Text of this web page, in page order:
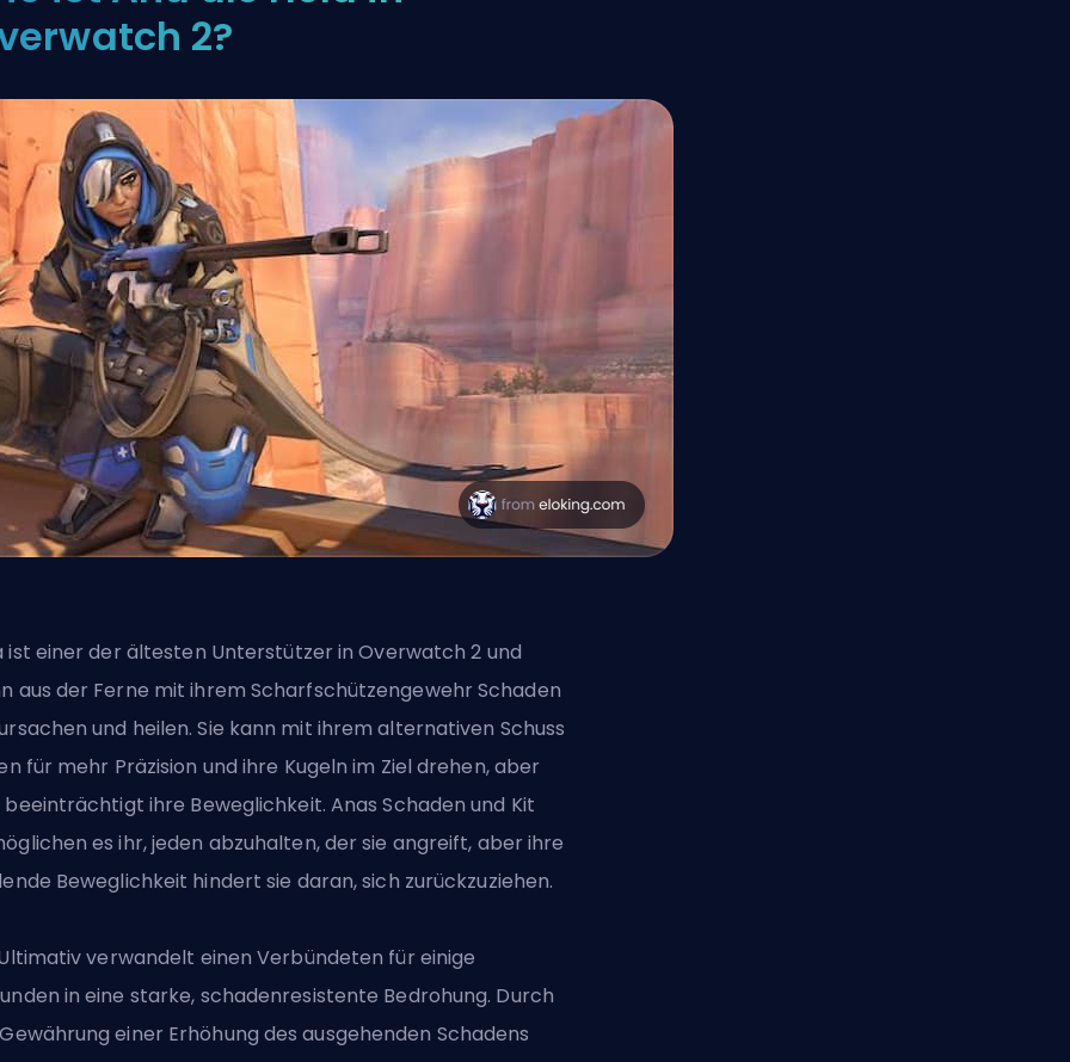
2?
ist einer der ältesten Unterstützer in Overwatch 2 und
aus der Ferne mit ihrem Scharfschützengewehr Schaden
und heilen. Sie kann mit ihrem alternativen Schuss
für mehr Präzision und ihre Kugeln im Ziel drehen, aber
beeinträchtigt ihre Beweglichkeit. Anas Schaden und Kit
es ihr, jeden abzuhalten, der sie angreift, aber ihre
Beweglichkeit hindert sie daran, sich zurückzuziehen.
verwandelt einen Verbündeten für einige
in eine starke, schadenresistente Bedrohung. Durch
einer Erhöhung des ausgehenden Schadens